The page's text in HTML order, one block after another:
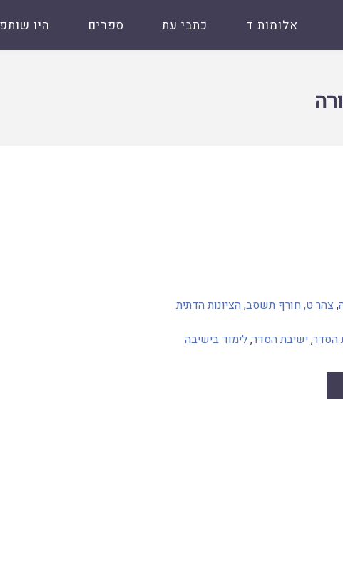
אלומות ד כתבי עת ספרים היו
, צהר ט, חורף תשסב, הציונות הדתית
הסדר,ישיבת הסדר,לימוד בישיבה